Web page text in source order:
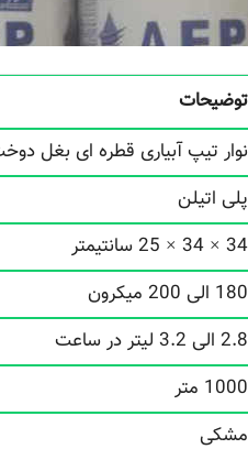
توضیحات
نوار تیپ آبیاری قطره ای بغل دوخت 20
پلی اتیلن
34 × 34 × 25 سانتیمتر
180 الی 200 میکرون
2.8 الی 3.2 لیتر در ساعت
1000 متر
مشکی